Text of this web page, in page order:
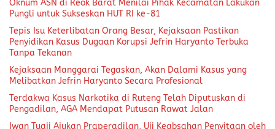
Oknum ASN di Reok Barat Menilai Pihak Kecamatan Lakukan
Pungli untuk Sukseskan HUT RI ke-81
Tepis Isu Keterlibatan Orang Besar, Kejaksaan Pastikan
Penyidikan Kasus Dugaan Korupsi Jefrin Haryanto Terbuka
Tanpa Tekanan
Kejaksaan Manggarai Tegaskan, Akan Dalami Kasus yang
Melibatkan Jefrin Haryanto Secara Profesional
Terdakwa Kasus Narkotika di Ruteng Telah Diputuskan di
Pengadilan, AGA Mendapat Putusan Rawat Jalan
Iwan Tuaji Ajukan Praperadilan, Uji Keabsahan Penyitaan oleh